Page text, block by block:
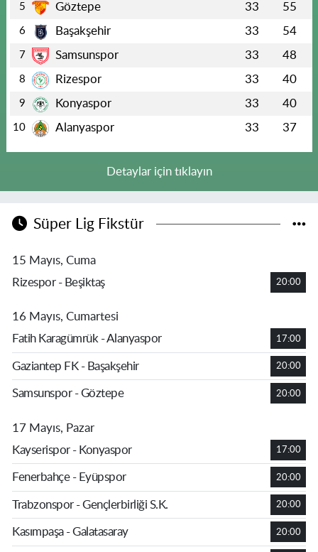
5 Göztepe 33 55
6 Başakşehir 33 54
7 Samsunspor 33 48
8 Rizespor 33 40
9 Konyaspor 33 40
10 Alanyaspor 33 37
Detaylar için tıklayın
Süper Lig Fikstür
15 Mayıs, Cuma
Rizespor - Beşiktaş
20:00
16 Mayıs, Cumartesi
Fatih Karagümrük - Alanyaspor
17:00
Gaziantep FK - Başakşehir 20:00
Samsunspor - Göztepe 20:00
17 Mayıs, Pazar
Kayserispor - Konyaspor
17:00
Fenerbahçe - Eyüpspor 20:00
Trabzonspor - Gençlerbirliği S.K. 20:00
Kasımpaşa - Galatasaray 20:00